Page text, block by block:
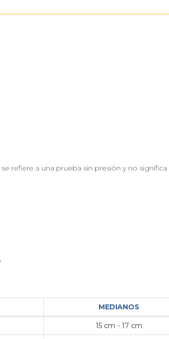
se refiere a una prueba sin presión y no
MEDIANOS
15 cm - 17 cm